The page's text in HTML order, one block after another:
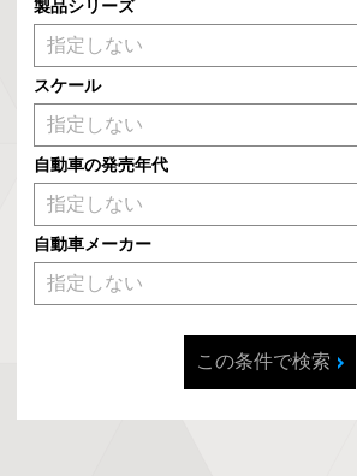
製品シリーズ
スケール
自動車の発売年代
自動車メーカー
この条件で検索